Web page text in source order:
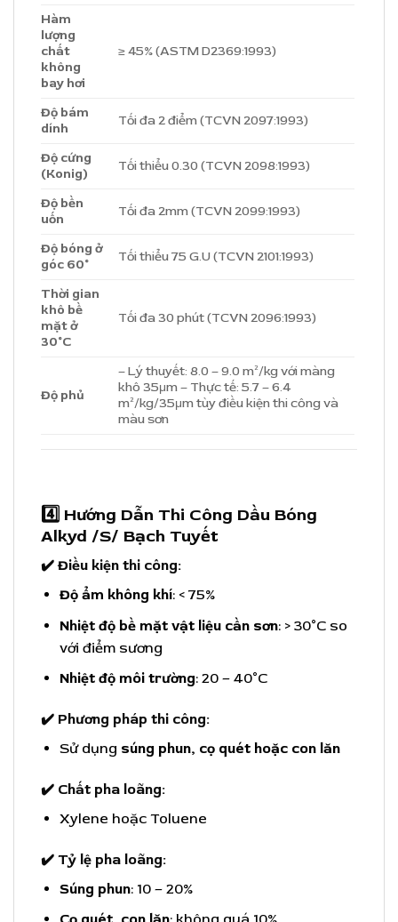
Hàm
lượng
chất
không
bay hơi
≥ 45% (ASTM D2369:1993)
Độ bám
dính
Tối đa 2 điểm (TCVN 2097:1993)
Độ cứng
(Konig)
Tối thiểu 0.30 (TCVN 2098:1993)
Độ bền
uốn
Tối đa 2mm (TCVN 2099:1993)
Độ bóng ở
góc 60°
Tối thiểu 75 G.U (TCVN 2101:1993)
Thời gian
khô bề
mặt ở
30°C
Tối đa 30 phút (TCVN 2096:1993)
Độ phủ
– Lý thuyết: 8.0 – 9.0 m²/kg với màng
khô 35μm – Thực tế: 5.7 – 6.4
m²/kg/35μm tùy điều kiện thi công và
màu sơn
4️⃣ Hướng Dẫn Thi Công Dầu Bóng
Alkyd /S/ Bạch Tuyết
✔️ Điều kiện thi công:
Độ ẩm không khí: < 75%
Nhiệt độ bề mặt vật liệu cần sơn: > 30°C so
với điểm sương
Nhiệt độ môi trường: 20 – 40°C
✔️ Phương pháp thi công:
Sử dụng súng phun, cọ quét hoặc con lăn
✔️ Chất pha loãng:
Xylene hoặc Toluene
✔️ Tỷ lệ pha loãng:
Súng phun: 10 – 20%